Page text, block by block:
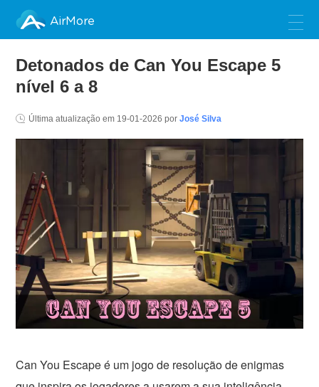
AirMore
Detonados de Can You Escape 5
nível 6 a 8
Última atualização em 19-01-2026 porJosé Silva
Can You Escape é um jogo de resolução de enigmas